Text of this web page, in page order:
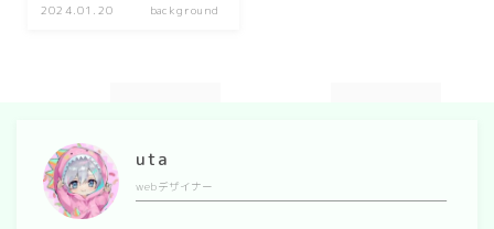
Christmas
summer
spring
2024.01.20 background
uta
webデザイナー